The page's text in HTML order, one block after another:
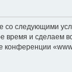
со следующими
время и сделаем
конференции